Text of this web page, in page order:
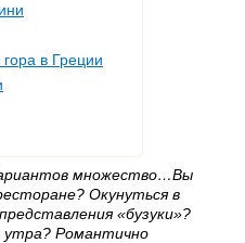
в Греции
множество…Вы
Окунуться в
«бузуки»?
утра? Романтично